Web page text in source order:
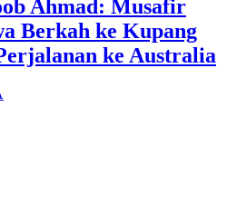
Ahmad: Musafir
Berkah ke Kupang
ke Australia